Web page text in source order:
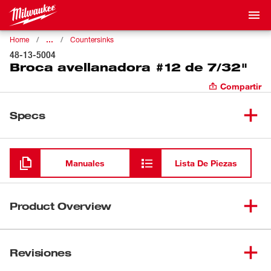
Home … Countersinks
48-13-5004
Broca avellanadora #12 de 7/32"
Compartir
Specs
Cargando
Manuales Lista De Piezas
Product Overview
La broca es ideal para perforar previamente y avellanar.
Revisiones